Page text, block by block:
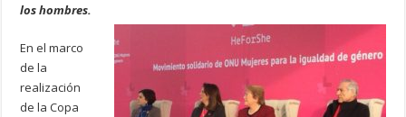
los hombres.
En el marco
de la
realización
de la Copa